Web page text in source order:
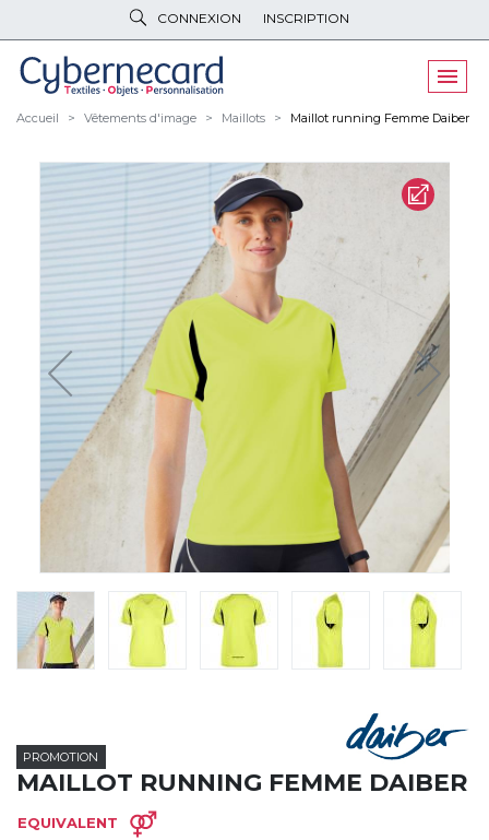
CONNEXION INSCRIPTION
VÊTEMENTSDE TRAVAIL
VÊTEMENTS D'IMAGE
PELUCHES & GOODIES
LINGE DE MAISON
NOUVEAUTÉS
ÉCORESPONSABLE
PROMOS
CYBERNECARD
ROADSHOWS, FORUM DES EXPERTS
CATALOGUES & TARIFS
MARQUES & CERTIFICATS
TECHNIQUES MARQUAGE
Accueil Vêtements d'image Maillots Maillot running Femme Daiber
PROMOTION
MAILLOT RUNNING FEMME DAIBER
EQUIVALENT